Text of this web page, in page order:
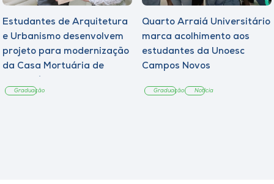
Estudantes de Arquitetura
e Urbanismo desenvolvem
projeto para modernização
da Casa Mortuária de
Graduação
Quarto Arraiá Universitário
marca acolhimento aos
estudantes da Unoesc
Campos Novos
Graduação Notícia